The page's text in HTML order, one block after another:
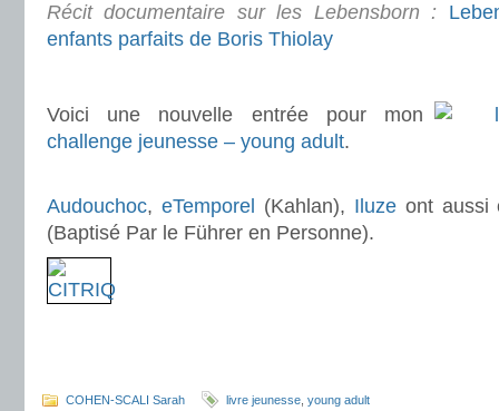
Récit documentaire sur les Lebensborn :
enfants parfaits de Boris Thiolay
Voici une nouvelle entrée pour mon
challenge jeunesse – young adult.
Audouchoc, eTemporel (Kahlan), Iluzeont aussi
(Baptisé Par le Führer en Personne).
COHEN-SCALI Sarah livre jeunesse young adult